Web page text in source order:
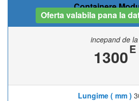
Containere
Oferta valabila pana la
incepand de la
1300E
Lungime ( mm )